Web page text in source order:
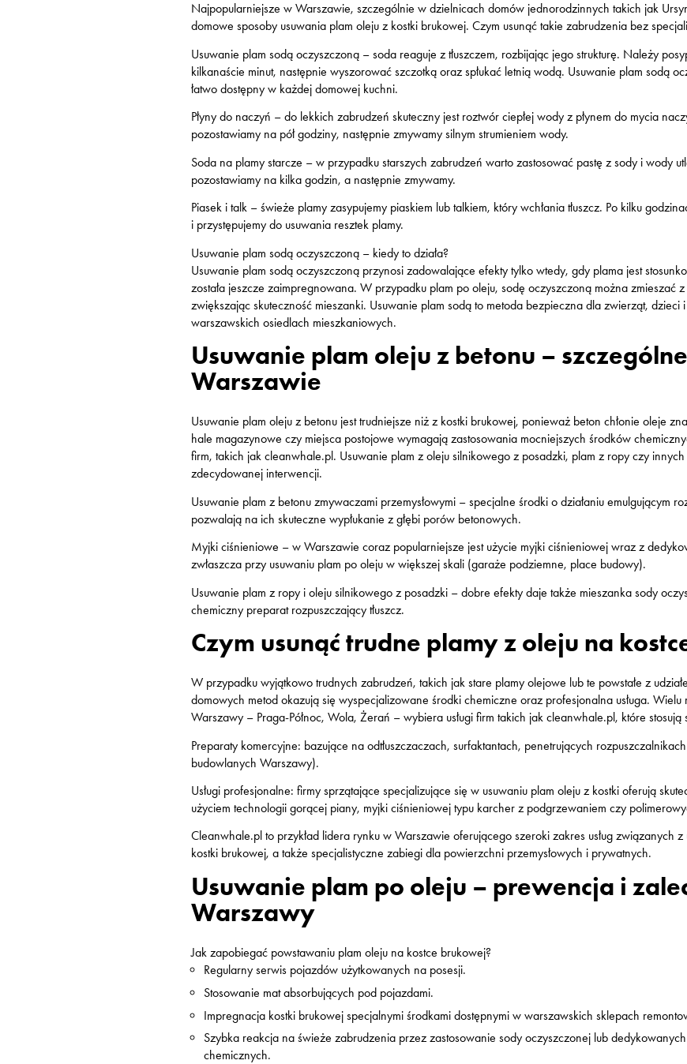
Najpopularniejsze w Warszawie, szczególnie w dzielnicach domów jednorodzinnych takich jak
domowe sposoby usuwania plam oleju z kostki brukowej. Czym usunąć takie zabrudzenia bez
Usuwanie plam sodą oczyszczoną– soda reaguje z tłuszczem, rozbijając jego strukturę. Należy
kilkanaście minut, następnie wyszorować szczotką oraz spłukać letnią wodą. Usuwanie plam sodą
łatwo dostępny w każdej domowej kuchni.
Płyny do naczyń – do lekkich zabrudzeń skuteczny jest roztwór ciepłej wody z płynem do mycia
pozostawiamy na pół godziny, następnie zmywamy silnym strumieniem wody.
Soda na plamy starcze – w przypadku starszych zabrudzeń warto zastosować pastę z sody i wody
pozostawiamy na kilka godzin, a następnie zmywamy.
Piasek i talk– świeże plamy zasypujemy piaskiem lub talkiem, który wchłania tłuszcz. Po kilku
i przystępujemy do usuwania resztek plamy.
Usuwanie plam sodą oczyszczoną – kiedy to działa?
Usuwanie plam sodą oczyszczoną przynosi zadowalające efekty tylko wtedy, gdy plama jest
została jeszcze zaimpregnowana. W przypadku plam po oleju, sodę oczyszczoną można zmieszać
zwiększając skuteczność mieszanki. Usuwanie plam sodą to metoda bezpieczna dla zwierząt,
warszawskich osiedlach mieszkaniowych.
Usuwanie plam oleju z betonu –
Warszawie
Usuwanie plam oleju z betonu jest trudniejsze niż z kostki brukowej, ponieważ beton chłonie oleje
hale magazynowe czy miejsca postojowe wymagają zastosowania mocniejszych środków
firm, takich jak cleanwhale.pl. Usuwanie plam z oleju silnikowego z posadzki, plam z ropy czy
zdecydowanej interwencji.
Usuwanie plam z betonu zmywaczami przemysłowymi– specjalne środki o działaniu emulgującym
pozwalają na ich skuteczne wypłukanie z głębi porów betonowych.
Myjki ciśnieniowe – w Warszawie coraz popularniejsze jest użycie myjki ciśnieniowej wraz z
zwłaszcza przy usuwaniu plam po oleju w większej skali (garaże podziemne, place budowy).
Usuwanie plam z ropy i oleju silnikowego z posadzki– dobre efekty daje także mieszanka sody
chemiczny preparat rozpuszczający tłuszcz.
Czym usunąć trudne plamy z oleju na
W przypadku wyjątkowo trudnych zabrudzeń, takich jak stare plamy olejowe lub te powstałe z
domowych metod okazują się wyspecjalizowane środki chemiczne oraz profesjonalna usługa. Wielu
Warszawy – Praga-Północ, Wola, Żerań – wybiera usługi firm takich jak cleanwhale.pl, które
Preparaty komercyjne: bazujące na odtłuszczaczach, surfaktantach, penetrujących
budowlanych Warszawy).
Usługi profesjonalne: firmy sprzątające specjalizujące się w usuwaniu plam oleju z kostki oferują
użyciem technologii gorącej piany, myjki ciśnieniowej typu karcher z podgrzewaniem czy
Cleanwhale.pl to przykład lidera rynku w Warszawie oferującego szeroki zakres usług związanych
kostki brukowej, a także specjalistyczne zabiegi dla powierzchni przemysłowych i prywatnych.
Usuwanie plam po oleju – prewencja i
Warszawy
Jak zapobiegać powstawaniu plam oleju na kostce brukowej?
Regularny serwis pojazdów użytkowanych na posesji.
Stosowanie mat absorbujących pod pojazdami.
Impregnacja kostki brukowej specjalnymi środkami dostępnymi w warszawskich sklepach
Szybka reakcja na świeże zabrudzenia przez zastosowanie sody oczyszczonej lub
chemicznych.